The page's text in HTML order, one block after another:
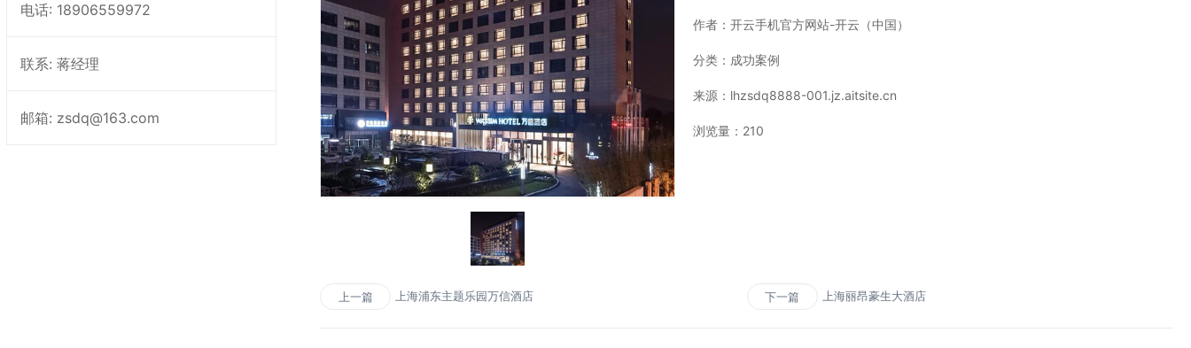
电话: 18906559972
联系: 蒋经理
邮箱: zsdq@163.com
作者：开云手机官方网站-开云（中国）
分类： 成功案例
来源： lhzsdq8888-001.jz.aitsite.cn
浏览量： 210
上一篇 上海浦东主题乐园万信酒店 下一篇 上海丽昂豪生大酒店